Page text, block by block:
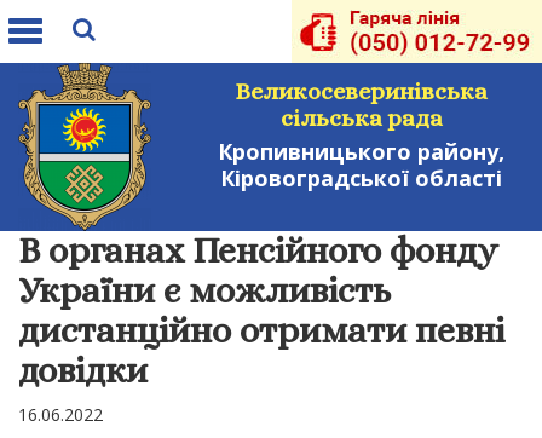
Toggle
Великосеверинівська
сільська рада
Кропивницького району,
Кіровоградської області
В органах Пенсійного фонду
України є можливість
дистанційно отримати певні
довідки
16.06.2022